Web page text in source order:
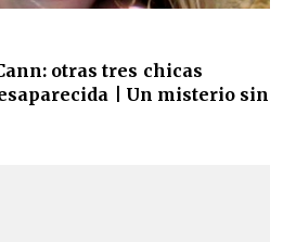
otras tres chicas
| Un misterio sin